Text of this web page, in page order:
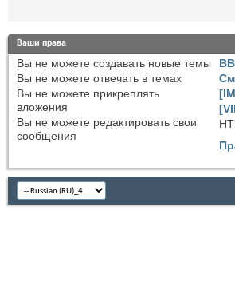
Ваши права
Вы не можете создавать новые темы
Вы не можете отвечать в темах
Вы не можете прикреплять
вложения
Вы не можете редактировать свои
сообщения